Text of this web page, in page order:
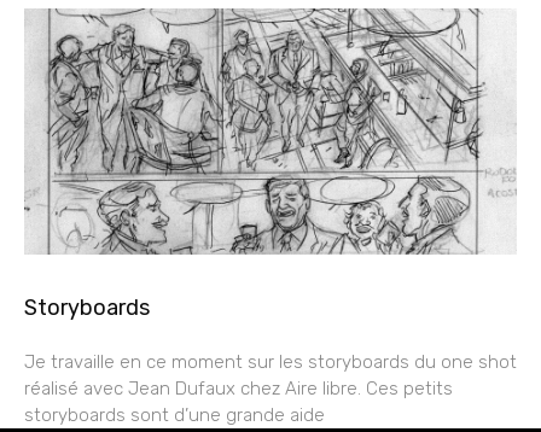
Storyboards
Je travaille en ce moment sur les storyboards du one shot
réalisé avec Jean Dufaux chez Aire libre. Ces petits
storyboards sont d’une grande aide